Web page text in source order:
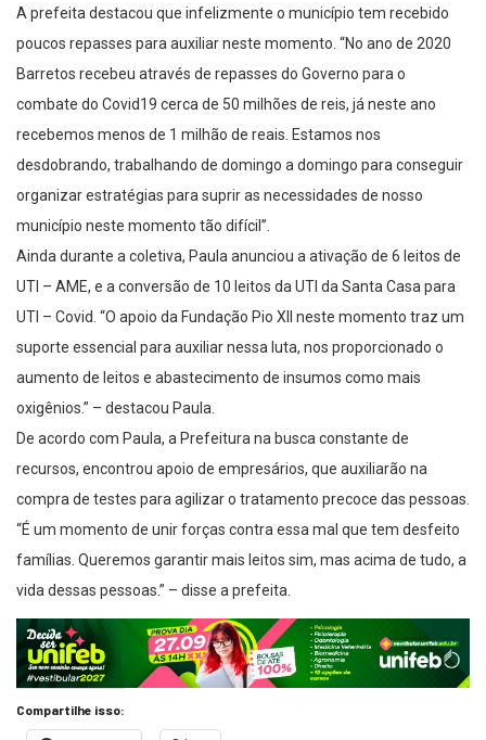
A prefeita destacou que infelizmente o município tem recebido
poucos repasses para auxiliar neste momento. “No ano de 2020
Barretos recebeu através de repasses do Governo para o
combate do Covid19 cerca de 50 milhões de reis, já neste ano
recebemos menos de 1 milhão de reais. Estamos nos
desdobrando, trabalhando de domingo a domingo para conseguir
organizar estratégias para suprir as necessidades de nosso
município neste momento tão difícil”.
Ainda durante a coletiva, Paula anunciou a ativação de 6 leitos de
UTI – AME, e a conversão de 10 leitos da UTI da Santa Casa para
UTI – Covid. “O apoio da Fundação Pio XII neste momento traz um
suporte essencial para auxiliar nessa luta, nos proporcionado o
aumento de leitos e abastecimento de insumos como mais
oxigênios.” – destacou Paula.
De acordo com Paula, a Prefeitura na busca constante de
recursos, encontrou apoio de empresários, que auxiliarão na
compra de testes para agilizar o tratamento precoce das pessoas.
“É um momento de unir forças contra essa mal que tem desfeito
famílias. Queremos garantir mais leitos sim, mas acima de tudo, a
vida dessas pessoas.” – disse a prefeita.
Compartilhe isso: